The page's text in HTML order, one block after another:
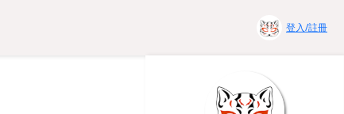
登入/註冊